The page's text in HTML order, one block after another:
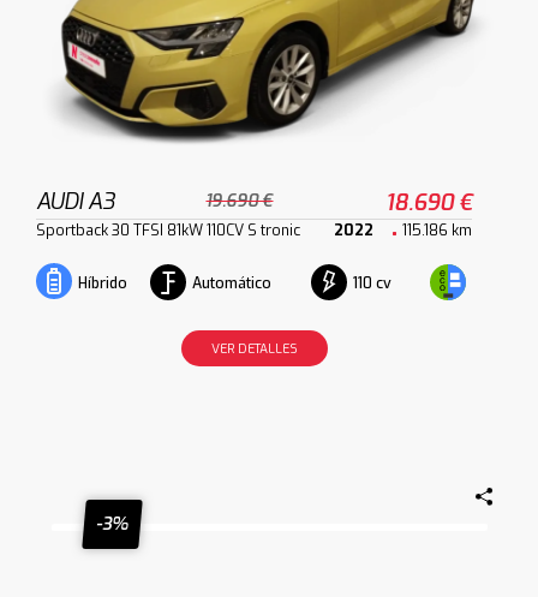
AUDI A3 19.690 € 18.690 €
Sportback 30 TFSI 81kW 110CV S tronic 2022 115.186 km
Híbrido Automático 110 cv
VER DETALLES
-3%